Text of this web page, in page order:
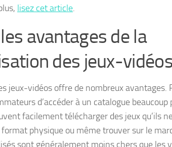
lisez cet article.
avantages de la
des jeux-
jeux-vidéos offre de nombreux avantages.
d’accéder à un catalogue
facilement télécharger des jeux qu’ils
format physique ou même trouver sur le
sont généralement moins chers que les